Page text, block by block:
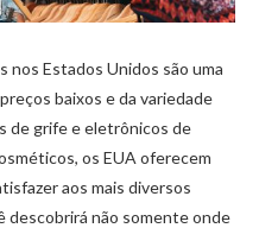
nos Estados Unidos são uma
baixos e da variedade
de grife e eletrônicos de
os EUA oferecem
aos mais diversos
descobrirá não somente onde